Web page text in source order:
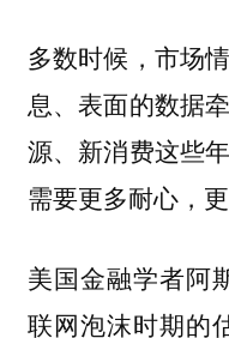
多数时候，市场
息、表面的数据
源、新消费这些
需要更多耐心，
美国金融学者阿
联网泡沫时期的